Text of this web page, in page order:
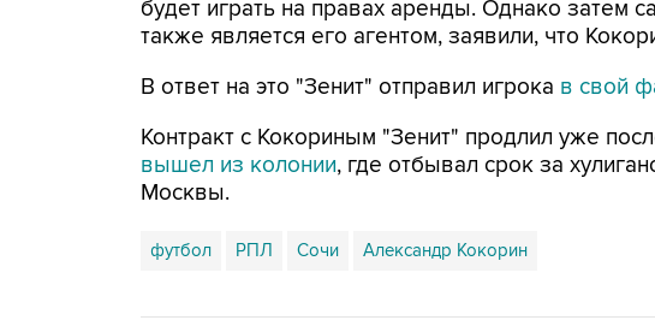
будет играть на правах аренды. Однако затем
также является его агентом, заявили, что
В ответ на это "Зенит" отправил игрока в свой
Контракт с Кокориным "Зенит" продлил уже
вышел из колонии, где отбывал срок за
Москвы.
футбол РПЛ Сочи Александр Кокорин